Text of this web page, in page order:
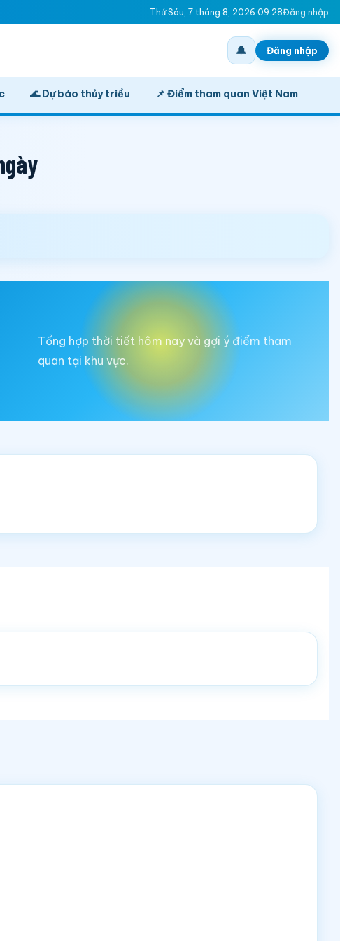
Thứ Sáu, 7 tháng 8, 2026 09:28Đăng nhập
🔔 Đăng nhập
🌊 Dự báo thủy triều 📌 Điểm tham quan Việt Nam
Tổng hợp thời tiết hôm nay và gợi ý điểm tham
quan tại khu vực.